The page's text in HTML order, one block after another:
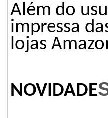
Além do
impressa
lojas
NOVIDADE